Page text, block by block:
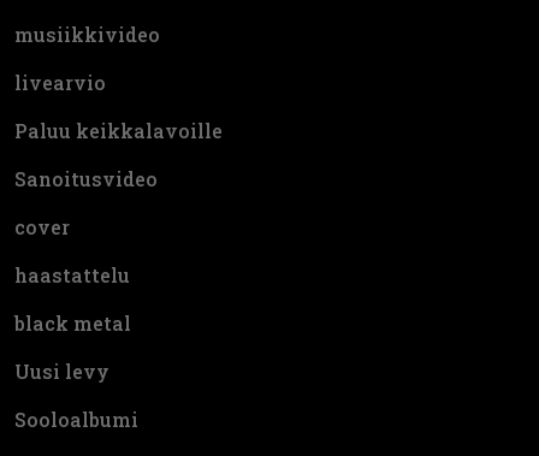
musiikkivideo
livearvio
Paluu keikkalavoille
Sanoitusvideo
cover
haastattelu
black metal
Uusi levy
Sooloalbumi